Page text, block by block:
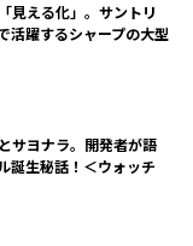
見える化」。サントリ
活躍するシャープの大型
サヨナラ。開発者が語
誕生秘話！＜ウォッチ